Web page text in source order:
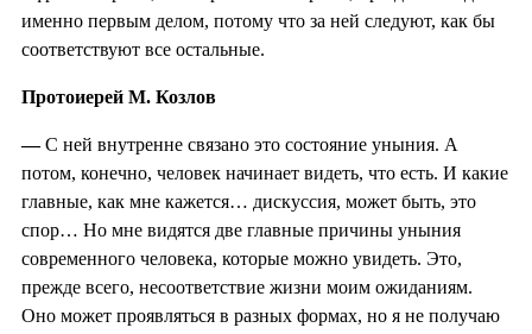
именно первым делом, потому что за ней следуют, как бы
соответствуют все остальные.
Протоиерей М. Козлов
—С ней внутренне связано это состояние уныния. А
потом, конечно, человек начинает видеть, что есть. И какие
главные, как мне кажется… дискуссия, может быть, это
спор… Но мне видятся две главные причины уныния
современного человека, которые можно увидеть. Это,
прежде всего, несоответствие жизни моим ожиданиям.
Оно может проявляться в разных формах, но я не получаю